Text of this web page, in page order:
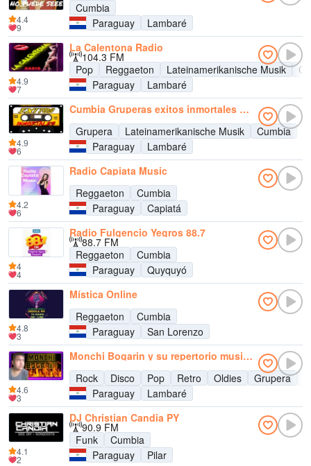
Cumbia
Paraguay
Lambaré
4.4
9
La Calentona Radio
104.3 FM
Pop
Reggaeton Lateinamerikanische Musik
Paraguay
Lambaré
4.9
7
Cumbia Gruperas exitos inmortales Radio
Grupera
Lateinamerikanische Musik
Cumbia
Paraguay
Lambaré
4.9
6
Radio Capiata Music
Reggaeton
Cumbia
Paraguay
Capiatá
4.2
6
Radio Fulgencio Yegros 88.7
88.7 FM
Reggaeton
Cumbia
Paraguay
Quyquyó
4
4
Mística Online
Reggaeton
Cumbia
Paraguay
San Lorenzo
4.8
3
Monchi Bogarin y su repertorio musical
Rock
Disco Pop Retro Oldies Grupera
Paraguay
Lambaré
4.6
3
DJ Christian Candia PY
90.9 FM
Funk
Cumbia
Paraguay
Pilar
4.1
2